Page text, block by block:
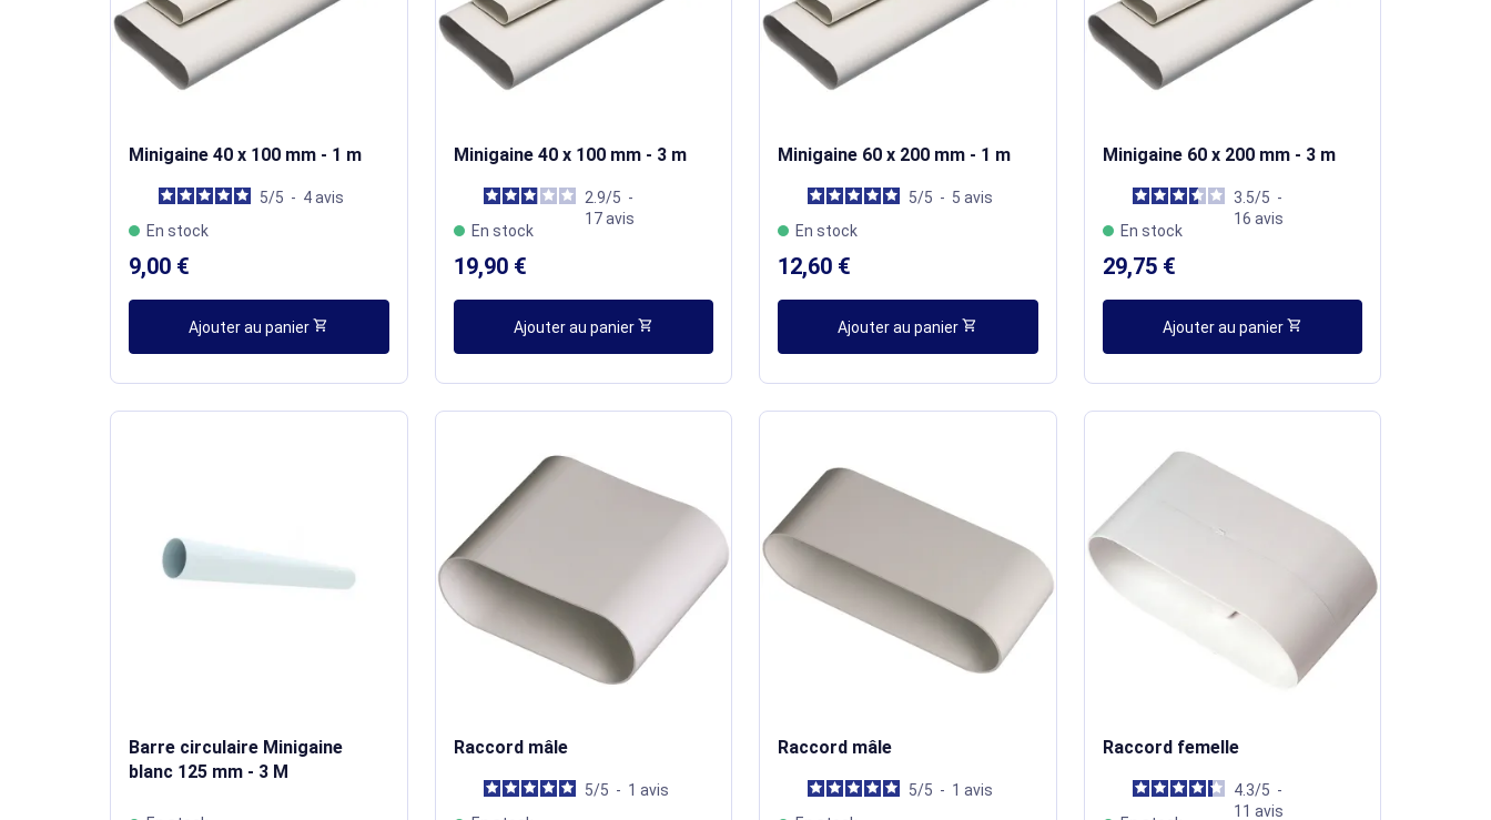
Minigaine 40 x 100 mm - 1 m
5/5 - 4avis
En stock
9,00 €
Ajouter au panier shopping_cart
Minigaine 40 x 100 mm - 3 m
2.9/5 -
17avis
En stock
19,90 €
Ajouter au panier shopping_cart
Minigaine 60 x 200 mm - 1 m
5/5 - 5avis
En stock
12,60 €
Ajouter au panier shopping_cart
Minigaine 60 x 200 mm - 3 m
3.5/5 -
16 avis
En stock
29,75 €
Ajouter au panier shopping_cart
Barre circulaire Minigaine
blanc 125 mm - 3 M
Raccord mâle
5/5 - 1 avis
Raccord mâle
5/5 - 1avis
Raccord femelle
4.3/5 -
11 avis